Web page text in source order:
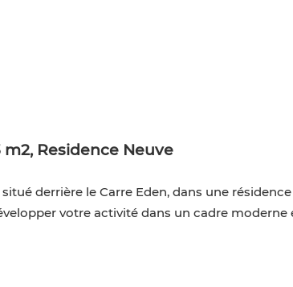
m2, Residence Neuve
derrière le Carre Eden, dans une
votre activité dans un cadre moderne